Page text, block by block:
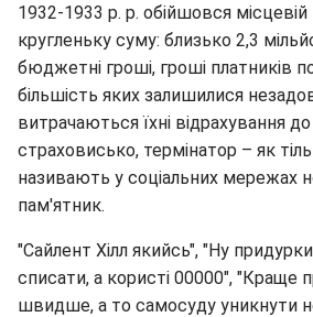
1932-1933 р. р. обійшовся місцевій
кругленьку суму: близько 2,3
бюджетні гроші, гроші платників
більшість яких залишилися
витрачаються їхні відрахування
страховисько, термінатор – як
називають у соціальних мережах
пам'ятник.
"Сайлент Хілл якийсь", "Ну
списати, а користі 00000", "Краще
швидше, а то самосуду уникнути